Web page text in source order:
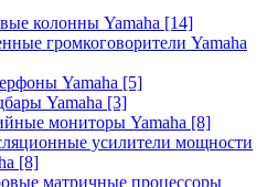
колонны Yamaha [14]
громкоговорители Yamaha
Yamaha [5]
Yamaha [3]
мониторы Yamaha [8]
усилители мощности
[8]
матричные процессоры